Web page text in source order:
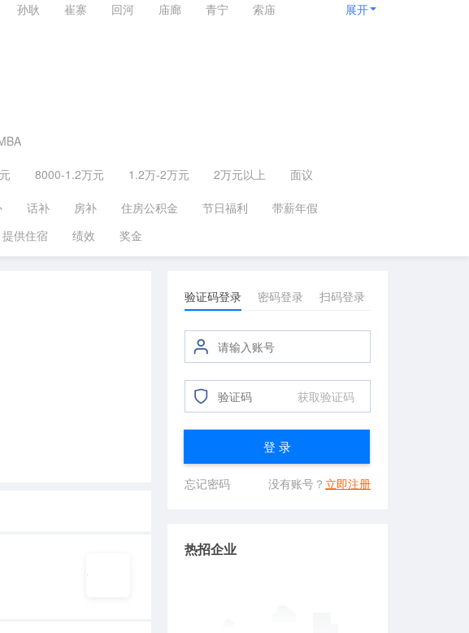
孙耿 崔寨 回河 庙廊 青宁
索庙
展开
8000-1.2万元 1.2万-2万元 2万元以上
面议
话补 房补 住房公积金 节日福利
带薪年假
提供住宿 绩效 奖金
验证码登录 密码登录 扫码登录
获取验证码
登 录
忘记密码 没有账号？ 立即注册
热招企业